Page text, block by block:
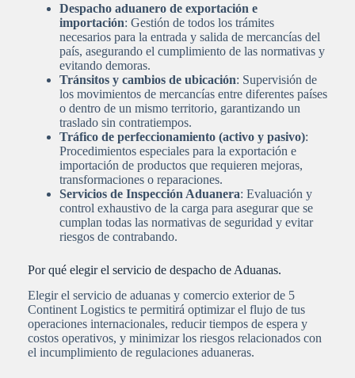
Despacho aduanero de exportación e
importación: Gestión de todos los trámites
necesarios para la entrada y salida de mercancías del
país, asegurando el cumplimiento de las normativas y
evitando demoras.
Tránsitos y cambios de ubicación: Supervisión de
los movimientos de mercancías entre diferentes países
o dentro de un mismo territorio, garantizando un
traslado sin contratiempos.
Tráfico de perfeccionamiento (activo y pasivo):
Procedimientos especiales para la exportación e
importación de productos que requieren mejoras,
transformaciones o reparaciones.
Servicios de Inspección Aduanera: Evaluación y
control exhaustivo de la carga para asegurar que se
cumplan todas las normativas de seguridad y evitar
riesgos de contrabando.
Por qué elegir el servicio de despacho de Aduanas.
Elegir el servicio de aduanas y comercio exterior de 5
Continent Logistics te permitirá optimizar el flujo de tus
operaciones internacionales, reducir tiempos de espera y
costos operativos, y minimizar los riesgos relacionados con
el incumplimiento de regulaciones aduaneras.